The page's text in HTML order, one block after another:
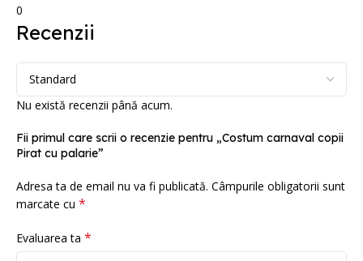
0
Recenzii
Nu există recenzii până acum.
Fii primul care scrii o recenzie pentru „Costum carnaval copii
Pirat cu palarie”
Adresa ta de email nu va fi publicată. Câmpurile obligatorii sunt
marcate cu *
Evaluarea ta *